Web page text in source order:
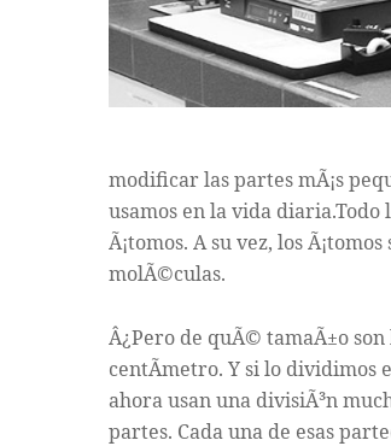
modificar las partes mÃ¡s
usamos en la vida
Ã¡tomos. A su vez, los
molÃ©culas.
Â¿Pero de quÃ© tamaÃ±o
centÃ­metro. Y si lo dividimos
ahora usan una divisiÃ³n
partes. Cada una de esas